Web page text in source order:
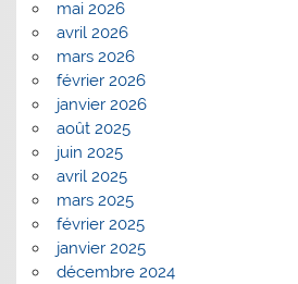
mai 2026
avril 2026
mars 2026
février 2026
janvier 2026
août 2025
juin 2025
avril 2025
mars 2025
février 2025
janvier 2025
décembre 2024